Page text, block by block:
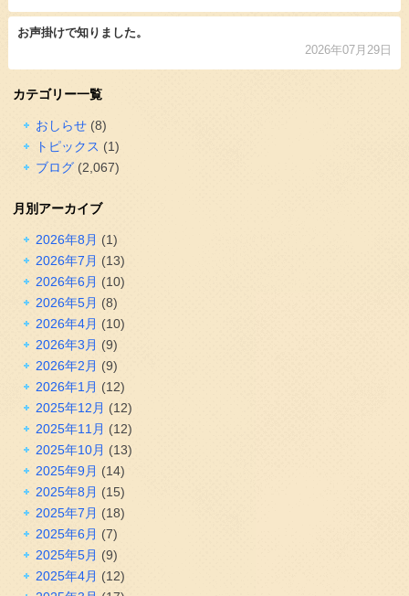
お声掛けで知りました。
2026年07月29日
カテゴリー一覧
おしらせ(8)
トピックス (1)
ブログ(2,067)
月別アーカイブ
2026年8月 (1)
2026年7月 (13)
2026年6月 (10)
2026年5月 (8)
2026年4月 (10)
2026年3月 (9)
2026年2月 (9)
2026年1月 (12)
2025年12月 (12)
2025年11月 (12)
2025年10月 (13)
2025年9月 (14)
2025年8月 (15)
2025年7月 (18)
2025年6月 (7)
2025年5月 (9)
2025年4月 (12)